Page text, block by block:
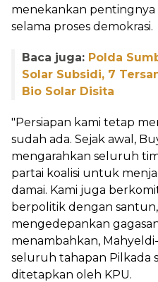
menekankan pentingnya
selama proses demokrasi.
Baca juga: Polda
Solar Subsidi, 7
Bio Solar Disita
"Persiapan kami tetap
sudah ada. Sejak awal,
mengarahkan seluruh
partai koalisi untuk
damai. Kami juga
berpolitik dengan santun,
mengedepankan
menambahkan,
seluruh tahapan Pilkada
ditetapkan oleh KPU.